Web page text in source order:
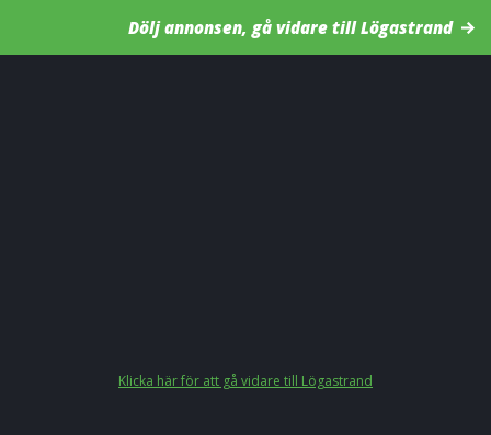
Dölj annonsen, gå vidare till Lögastrand
Klicka här för att gå vidare till Lögastrand